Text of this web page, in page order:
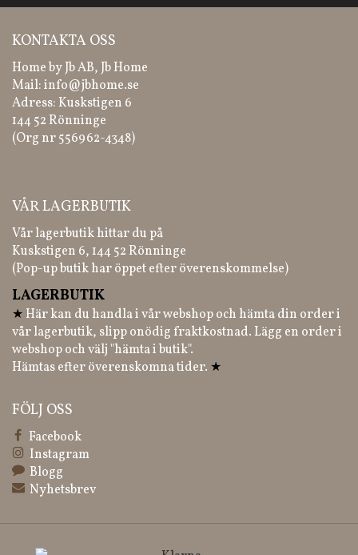
KONTAKTA OSS
Home by Jb AB, Jb Home
Mail:info@jbhome.se
Adress: Kuskstigen 6
144 52 Rönninge
(Org nr 556962-4348)
VÅR LAGERBUTIK
Vår lagerbutik hittar du på
Kuskstigen 6, 144 52 Rönninge
(Pop-up butik har öppet efter överenskommelse)
LAGERBUTIK
★ Här kan du handla i vår webshop och hämta din order i
vår lagerbutik, slipp onödig fraktkostnad. Lägg en order i
webshop och välj "hämta i butik".
Hämtas efter överenskomna tider. ★
FÖLJ OSS
Facebook
Instagram
Blogg
Nyhetsbrev